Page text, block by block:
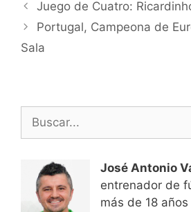
Navegación
de
entradas
Juego de Cuatro:
Portugal, Campeona de
Sala
Buscar:
José Antonio
entrenador de
más de 18